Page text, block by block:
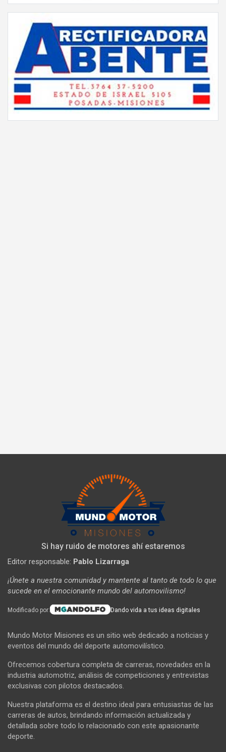
Si hay ruido de motores ahí estaremos
Editor responsable: Pablo Lizarraga
¡Únete a nuestra comunidad y mantente al tanto de todo lo que
sucede en el emocionante mundo del automovilismo!
Modificado por: Dando vida a tus ideas digitales
Mundo Motor Misiones es un sitio web dedicado a noticias y
eventos del mundo del deporte automovilístico.
Ofrecemos cobertura completa de carreras, novedades en la
industria automotriz, análisis de competiciones y entrevistas
exclusivas con pilotos destacados.
Nuestra plataforma es el destino ideal para entusiastas de las
carreras de autos, brindando información actualizada y
detallada sobre todo lo relacionado con este apasionante
deporte.